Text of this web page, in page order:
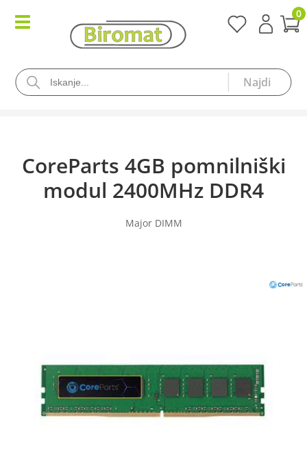
0
CoreParts 4GB pomnilniški
modul 2400MHz DDR4
Major DIMM